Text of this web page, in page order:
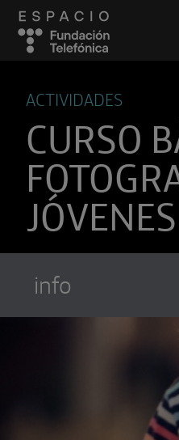
ACTIVIDADES
CURSO
JÓVENES
info